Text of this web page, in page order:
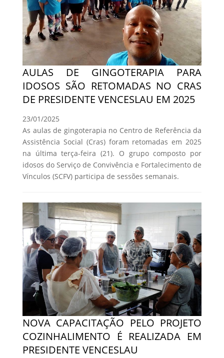
AULAS DE GINGOTERAPIA PARA
IDOSOS SÃO RETOMADAS NO CRAS
DE PRESIDENTE VENCESLAU EM 2025
23/01/2025
As aulas de gingoterapia no Centro de Referência da
Assistência Social (Cras) foram retomadas em 2025
na última terça-feira (21). O grupo composto por
idosos do Serviço de Convivência e Fortalecimento de
Vínculos (SCFV) participa de sessões semanais.
NOVA CAPACITAÇÃO PELO PROJETO
COZINHALIMENTO É REALIZADA EM
PRESIDENTE VENCESLAU